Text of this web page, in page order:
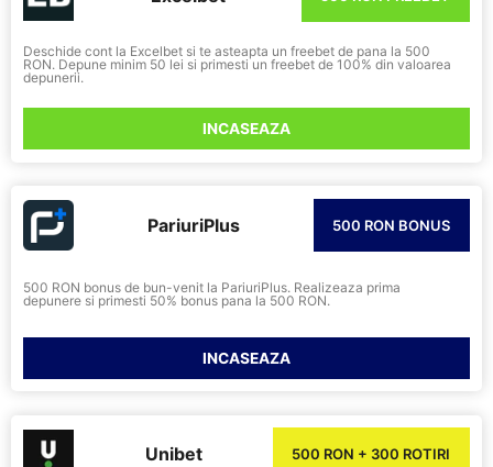
Deschide cont la Excelbet si te asteapta un freebet de pana la 500
RON. Depune minim 50 lei si primesti un freebet de 100% din valoarea
depunerii.
INCASEAZA
PariuriPlus 500 RON BONUS
500 RON bonus de bun-venit la PariuriPlus. Realizeaza prima
depunere si primesti 50% bonus pana la 500 RON.
INCASEAZA
Unibet 500 RON + 300 ROTIRI